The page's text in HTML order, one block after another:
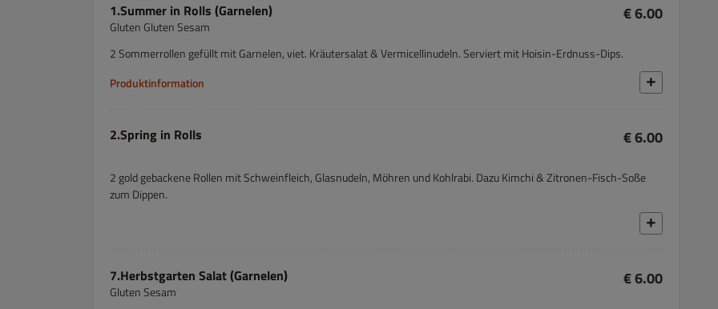
1.Summer in Rolls (Garnelen)
Gluten Gluten Sesam
€ 6.00
2 Sommerrollen gefüllt mit Garnelen, viet. Kräutersalat & Vermicellinudeln. Serviert mit Hoisin-Erdnuss-Dips.
Produktinformation
2.Spring in Rolls € 6.00
2 gold gebackene Rollen mit Schweinfleich, Glasnudeln, Möhren und Kohlrabi. Dazu Kimchi & Zitronen-Fisch-Soße
zum Dippen.
7.Herbstgarten Salat (Garnelen)
Gluten Sesam
€ 6.00